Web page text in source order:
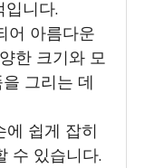
입니다.
어 아름다운
한 크기와 모
그리는 데
에 쉽게 잡히
수 있습니다.